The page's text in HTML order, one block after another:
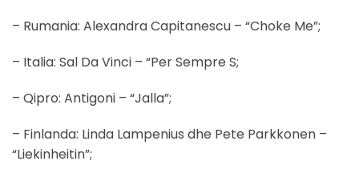
– Rumania: Alexandra Capitanescu – “Choke Me”;
– Italia: Sal Da Vinci – “Per Sempre S;
– Qipro: Antigoni – “Jalla”;
– Finlanda: Linda Lampenius dhe Pete Parkkonen –
“Liekinheitin”;